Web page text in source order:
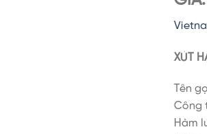
XÚT
Tên
Công
Hàm